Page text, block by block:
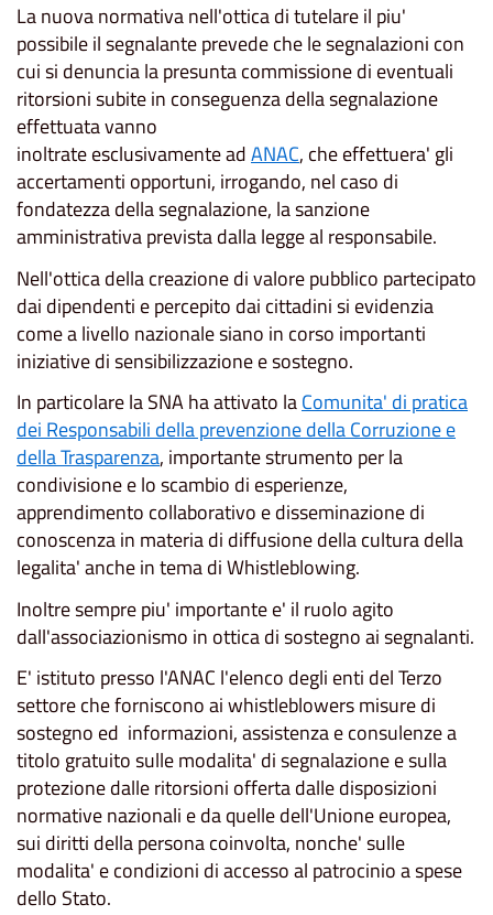
La nuova normativa nell'ottica di tutelare il piu'
possibile il segnalante prevede che le segnalazioni con
cui si denuncia la presunta commissione di eventuali
ritorsioni subite in conseguenza della segnalazione
effettuata vanno
inoltrate esclusivamente adANAC, che effettuera' gli
accertamenti opportuni, irrogando, nel caso di
fondatezza della segnalazione, la sanzione
amministrativa prevista dalla legge al responsabile.
Nell'ottica della creazione di valore pubblico partecipato
dai dipendenti e percepito dai cittadini si evidenzia
come a livello nazionale siano in corso importanti
iniziative di sensibilizzazione e sostegno.
In particolare la SNA ha attivato laComunita' di pratica
dei Responsabili della prevenzione della Corruzione e
della Trasparenza, importante strumento per la
condivisione e lo scambio di esperienze,
apprendimento collaborativo e disseminazione di
conoscenza in materia di diffusione della cultura della
legalita' anche in tema di Whistleblowing.
Inoltre sempre piu' importante e' il ruolo agito
dall'associazionismo in ottica di sostegno ai segnalanti.
E' istituto presso l'ANAC l'elenco degli enti del Terzo
settore che forniscono ai whistleblowers misure di
sostegno ed informazioni, assistenza e consulenze a
titolo gratuito sulle modalita' di segnalazione e sulla
protezione dalle ritorsioni offerta dalle disposizioni
normative nazionali e da quelle dell'Unione europea,
sui diritti della persona coinvolta, nonche' sulle
modalita' e condizioni di accesso al patrocinio a spese
dello Stato.